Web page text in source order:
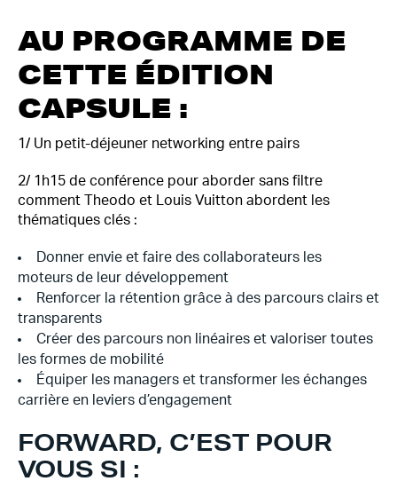
AU PROGRAMME DE
CETTE ÉDITION
CAPSULE :
1/ Un petit-déjeuner networking entre pairs
2/ 1h15 de conférence pour aborder sans filtre
comment Theodo et Louis Vuitton abordent les
thématiques clés :
Donner envie et faire des collaborateurs les
moteurs de leur développement
Renforcer la rétention grâce à des parcours clairs et
transparents
Créer des parcours non linéaires et valoriser toutes
les formes de mobilité
Équiper les managers et transformer les échanges
carrière en leviers d’engagement
FORWARD, C’EST POUR
VOUS SI :